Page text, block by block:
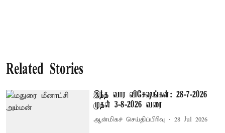
Related Stories
இந்த வார விசேஷங்கள்: 28-7-2026
முதல் 3-8-2026 வரை
ஆன்மிகச் செய்திப்பிரிவு 28 Jul 2026